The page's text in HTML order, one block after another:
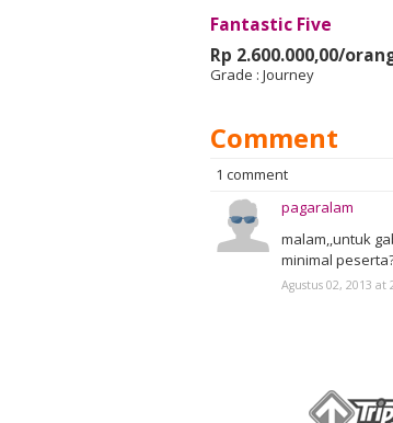
Fantastic Five
Rp 2.600.000,00/
Grade : Journey
Comment
1 comment
pagaralam
malam,,untuk
minimal
Agustus 02, 2013 at